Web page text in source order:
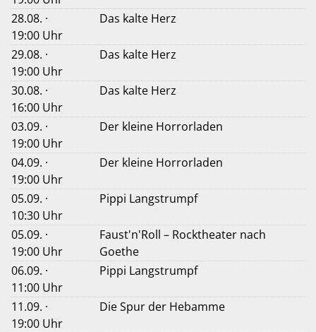
28.08. ·
19:00 Uhr
Das kalte Herz
29.08. ·
19:00 Uhr
Das kalte Herz
30.08. ·
16:00 Uhr
Das kalte Herz
03.09. ·
19:00 Uhr
Der kleine Horrorladen
04.09. ·
19:00 Uhr
Der kleine Horrorladen
05.09. ·
10:30 Uhr
Pippi Langstrumpf
05.09. ·
19:00 Uhr
Faust'n'Roll – Rocktheater nach
Goethe
06.09. ·
11:00 Uhr
Pippi Langstrumpf
11.09. ·
19:00 Uhr
Die Spur der Hebamme